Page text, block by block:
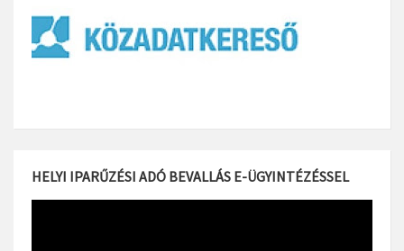
HELYI IPARŰZÉSI ADÓ BEVALLÁS E-ÜGYINTÉZÉSSEL